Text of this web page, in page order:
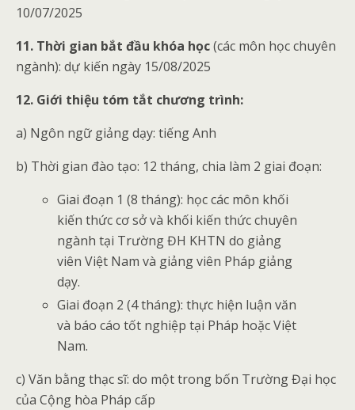
10/07/2025
11. Thời gian bắt đầu khóa học(các môn học chuyên
ngành): dự kiến ngày 15/08/2025
12. Giới thiệu tóm tắt chương trình:
a) Ngôn ngữ giảng dạy: tiếng Anh
b) Thời gian đào tạo: 12 tháng, chia làm 2 giai đoạn:
Giai đoạn 1 (8 tháng): học các môn khối
kiến thức cơ sở và khối kiến thức chuyên
ngành tại Trường ĐH KHTN do giảng
viên Việt Nam và giảng viên Pháp giảng
dạy.
Giai đoạn 2 (4 tháng): thực hiện luận văn
và báo cáo tốt nghiệp tại Pháp hoặc Việt
Nam.
c) Văn bằng thạc sĩ: do một trong bốn Trường Đại học
của Cộng hòa Pháp cấp